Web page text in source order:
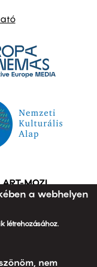
a webhelyen
létrehozásához.
nem